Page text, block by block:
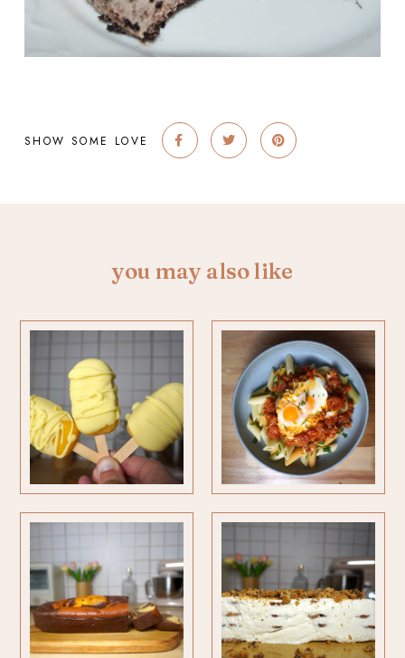
SHOW SOME LOVE
you may also like